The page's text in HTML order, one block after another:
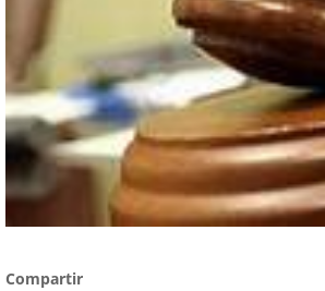
Compartir